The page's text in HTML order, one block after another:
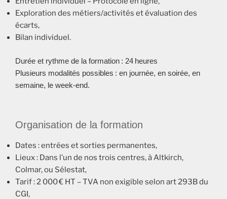
Exploration des métiers/activités et évaluation des
écarts,
Bilan individuel.
Durée et rythme de la formation : 24 heures
Plusieurs modalités possibles : en journée, en soirée, en
semaine, le week-end.
Organisation de la formation
Dates : entrées et sorties permanentes,
Lieux : Dans l’un de nos trois centres, à Altkirch,
Colmar, ou Sélestat,
Tarif : 2 000 € HT – TVA non exigible selon art 293B du
CGI,